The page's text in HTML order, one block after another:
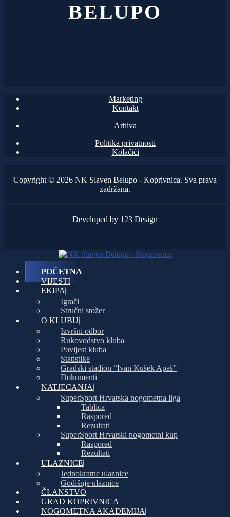
BELUPO
Marketing
Kontakt
Arhiva
Politika privatnosti
Kolačići
Copyright © 2026 NK Slaven Belupo - Koprivnica. Sva prava
zadržana.
Developed by 123 Design
POČETNA
VIJESTI
EKIPA
Igrači
Stručni stožer
O KLUBU
Izvršni odbor
Rukovodstvo kluba
Povijest kluba
Statistike
Gradski stadion “Ivan Kušek Apaš”
Dokumenti
NATJECANJA
SuperSport Hrvatska nogometna liga
Tablica
Raspored
Rezultati
SuperSport Hrvatski nogometni kup
Raspored
Rezultati
ULAZNICE
Jednokratne ulaznice
Godišnje ulaznice
ČLANSTVO
GRAD KOPRIVNICA
NOGOMETNA AKADEMIJA